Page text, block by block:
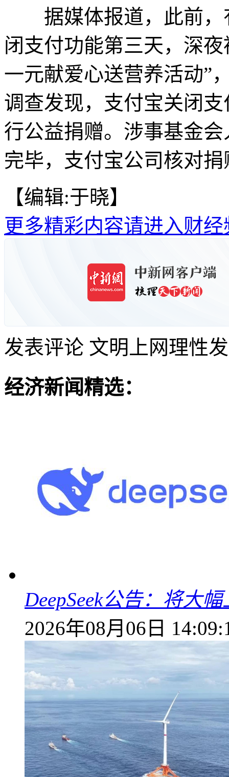
据媒体报道，此前，
闭支付功能第三天，深
一元献爱心送营养活动”
调查发现，支付宝关闭
行公益捐赠。涉事基金
完毕，支付宝公司核对
【编辑:于晓】
更多精彩内容请进入财经
发表评论 文明上网理性
经济新闻精选：
DeepSeek公告：将大
2026年08月06日